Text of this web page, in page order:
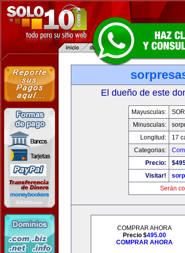
El dueño de este
Mayusculas:
Minusculas:
Longitud:
17
Categorias:
Precio:
Visitar!
Serán
COMPRAR AHORA
Precio $495.00
COMPRAR AHORA